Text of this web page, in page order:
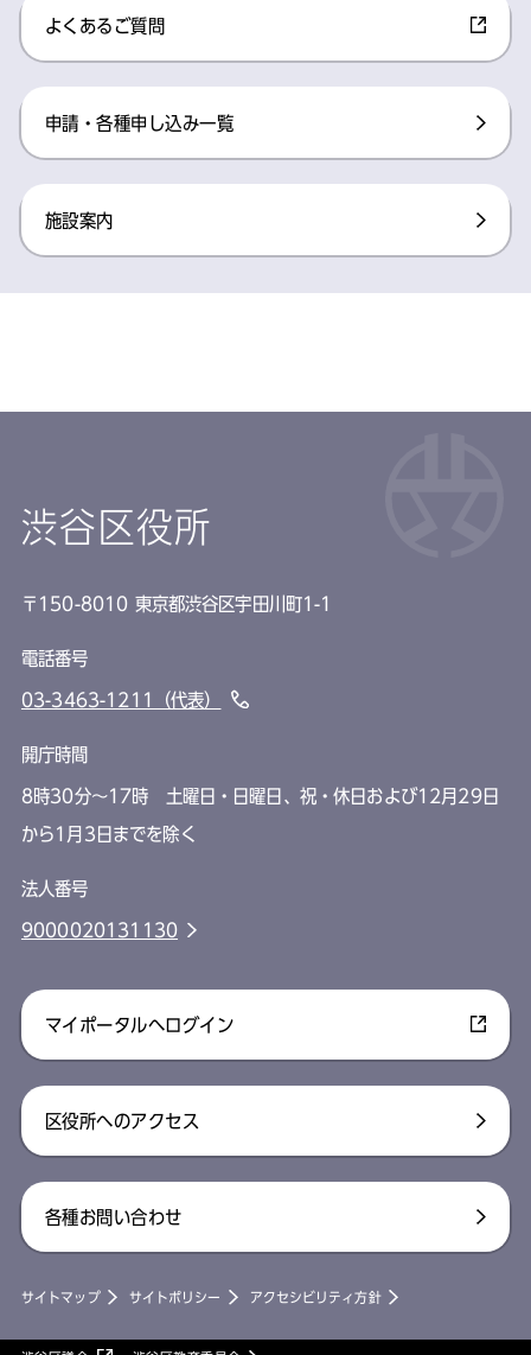
よくあるご質問
申請・各種申し込み一覧
施設案内
渋谷区役所
〒150-8010 東京都渋谷区宇田川町1-1
電話番号
03-3463-1211（代表）
開庁時間
8時30分～17時 土曜日・日曜日、祝・休日および12月29日
から1月3日までを除く
法人番号
9000020131130
マイポータルへログイン
区役所へのアクセス
各種お問い合わせ
サイトマップ サイトポリシー アクセシビリティ方針